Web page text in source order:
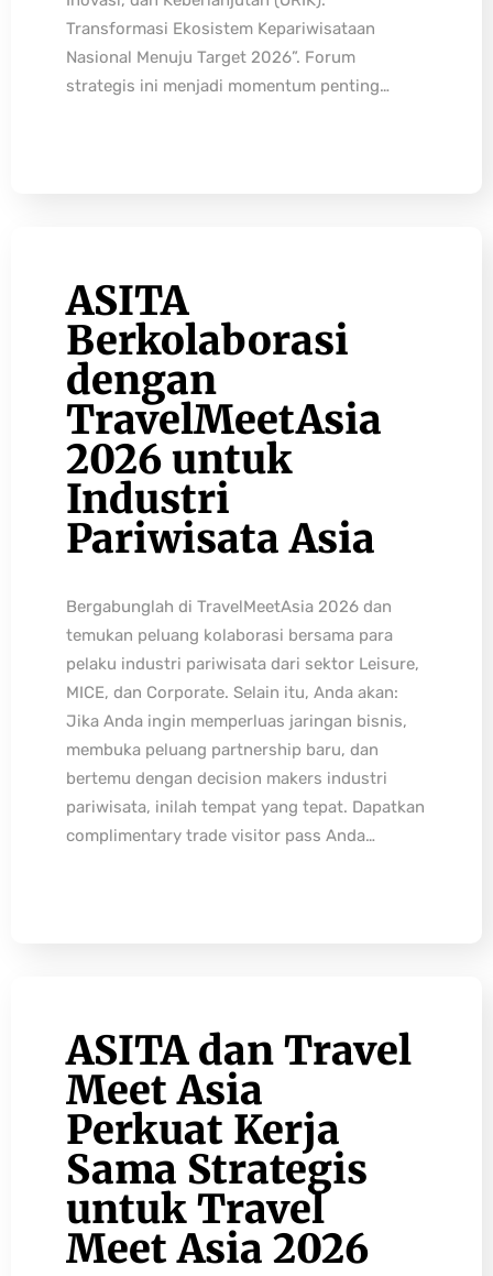
Transformasi Ekosistem Kepariwisataan
Nasional Menuju Target 2026”. Forum
strategis ini menjadi momentum penting…
ASITA
Berkolaborasi
dengan
TravelMeetAsia
2026 untuk
Industri
Pariwisata Asia
Bergabunglah di TravelMeetAsia 2026 dan
temukan peluang kolaborasi bersama para
pelaku industri pariwisata dari sektor Leisure,
MICE, dan Corporate. Selain itu, Anda akan:
Jika Anda ingin memperluas jaringan bisnis,
membuka peluang partnership baru, dan
bertemu dengan decision makers industri
pariwisata, inilah tempat yang tepat. Dapatkan
complimentary trade visitor pass Anda…
ASITA dan Travel
Meet Asia
Perkuat Kerja
Sama Strategis
untuk Travel
Meet Asia 2026